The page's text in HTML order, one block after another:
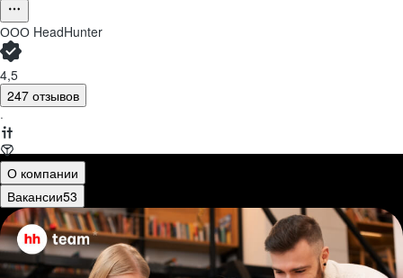
ООО HeadHunter
4,5
247 отзывов
·
О компании
Вакансии53